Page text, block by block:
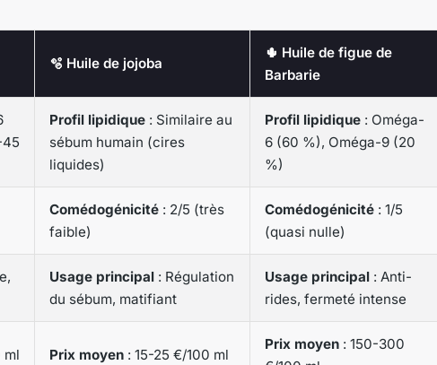
🫧 Huile de jojoba
🌵 Huile de figue de
Barbarie
Profil lipidique : Similaire au
sébum humain (cires
liquides)
Profil lipidique : Oméga-
6 (60 %), Oméga-9 (20
%)
Comédogénicité : 2/5 (très
faible)
Comédogénicité : 1/5
(quasi nulle)
Usage principal : Régulation
du sébum, matifiant
Usage principal : Anti-
rides, fermeté intense
ml Prix moyen : 15-25 €/100 ml
Prix moyen : 150-300